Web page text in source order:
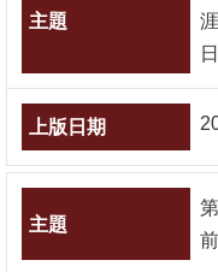
源
圖
書
館
回
首